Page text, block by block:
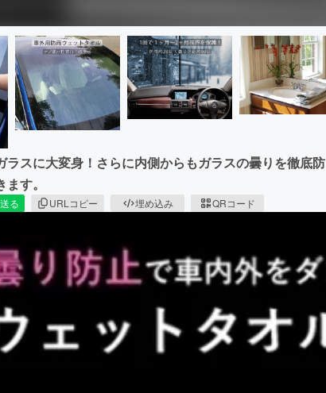
スに大変身！さらに内側からもガラスの曇りを徹底防
す。
る URLコピー 埋め込み QRコード